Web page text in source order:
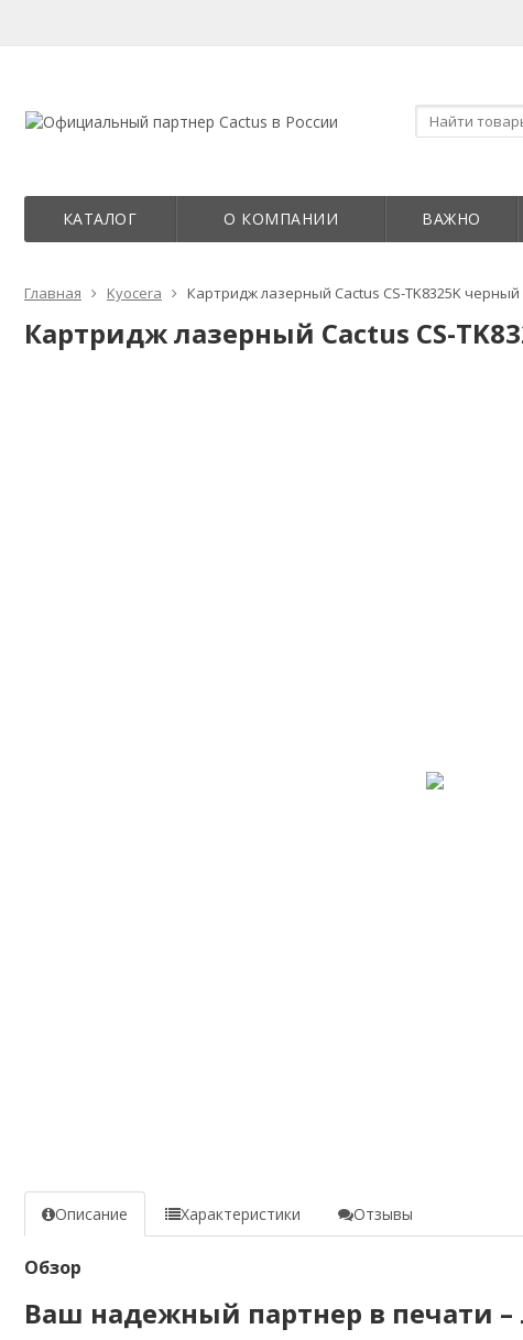
КАТАЛОГ О КОМПАНИИ ВАЖНО
Главная Kyocera Картридж лазерный Cactus CS-TK8325K черный
Картридж лазерный Cactus CS-
Описание Характеристики Отзывы
Обзор
Ваш надежный партнер в печати –